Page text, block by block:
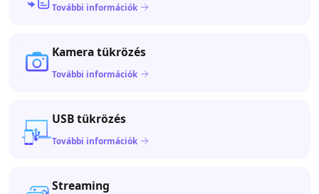
További információk
Kamera tükrözés
További információk
USB tükrözés
További információk
Streaming